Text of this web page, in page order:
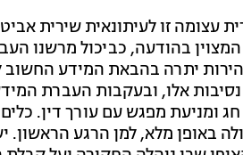
עצומה זו לעיתונאית שירית
בהודעה, כביכול מרשנו
יתרה בהבאת המידע החשוב
אלו, ובעקבות העברת
ומניעת מפגש עם עורך דין.
באופן מלא, למן הרגע הראשון.